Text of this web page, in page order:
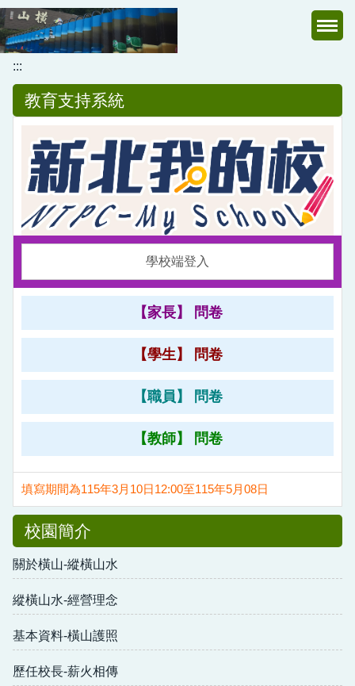
跳
到
主
要
內
:::
教育支持系統
學校端登入
【家長】 問卷
【學生】 問卷
【職員】 問卷
【教師】 問卷
填寫期間為115年3月10日12:00至115年5月08日
校園簡介
關於橫山-縱橫山水
縱橫山水-經營理念
基本資料-橫山護照
歷任校長-薪火相傳